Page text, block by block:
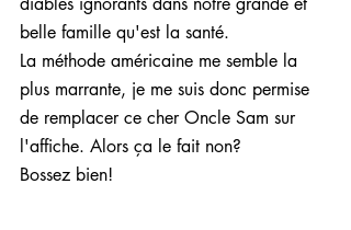
belle famille qu'est la santé.
La méthode américaine me semble la
plus marrante, je me suis donc permise
de remplacer ce cher Oncle Sam sur
l'affiche. Alors ça le fait non?
Bossez bien!